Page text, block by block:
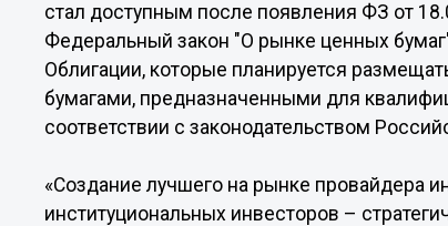
стал доступным после появления ФЗ от
Федеральный закон "О рынке ценных
Облигации, которые планируется
бумагами, предназначенными для
соответствии с законодательством
«Создание лучшего на рынке провайдера
институциональных инвесторов –